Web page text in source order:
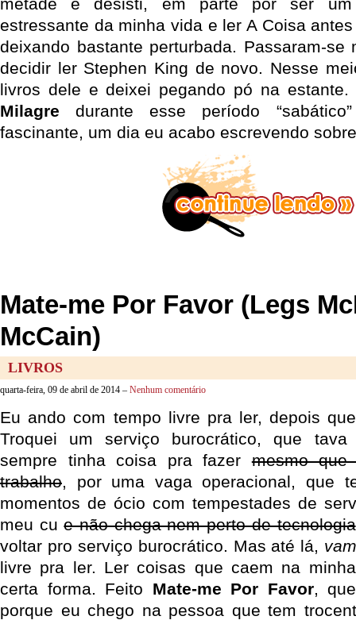
estressante da minha vida e ler A Coisa
deixando bastante perturbada. Passaram-se
decidir ler Stephen King de novo. Nesse
livros dele e deixei pegando pó na
Milagre durante esse período
fascinante, um dia eu acabo escrevendo
Mate-me Por Favor (Legs
McCain)
LIVROS
quarta-feira, 09 de abril de 2014 – Nenhum comentário
Eu ando com tempo livre pra ler, depois
Troquei um serviço burocrático, que
sempre tinha coisa pra fazermesmo que
trabalho, por uma vaga operacional, que
momentos de ócio com tempestades de
meu cue não chega nem perto de tecnologia
voltar pro serviço burocrático. Mas até lá,
livre pra ler. Ler coisas que caem na
certa forma. Feito Mate-me Por Favor,
porque eu chego na pessoa que tem